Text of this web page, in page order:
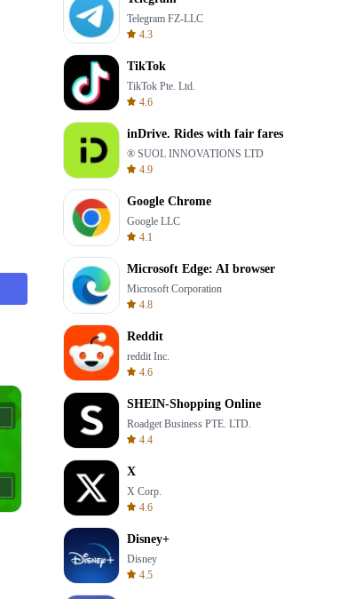
Telegram FZ-LLC
4.3
TikTok
TikTok Pte. Ltd.
4.6
inDrive. Rides with fair fares
® SUOL INNOVATIONS LTD
4.9
Google Chrome
Google LLC
4.1
Microsoft Edge: AI browser
Microsoft Corporation
4.8
Reddit
reddit Inc.
4.6
SHEIN-Shopping Online
Roadget Business PTE. LTD.
4.4
X
X Corp.
4.6
Disney+
Disney
4.5